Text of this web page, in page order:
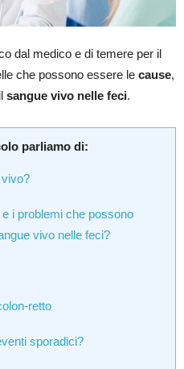
dal medico e di temere per il
che possono essere le cause,
sangue vivo nelle feci.
parliamo di:
i problemi che possono
vivo nelle feci?
retto
sporadici?